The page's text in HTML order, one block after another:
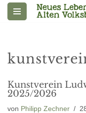
springen
Kunstverein
2025/2026
von Philipp Zechner